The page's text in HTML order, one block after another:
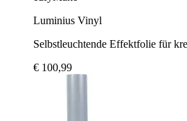
Luminius Vinyl
Selbstleuchtende Effektfolie für
€ 100,99